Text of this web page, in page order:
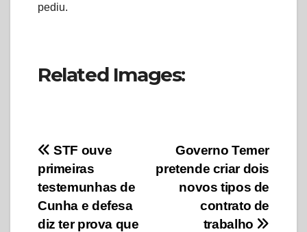
pediu.
Related Images:
Navegação
de
Post
Governo Temer
pretende criar dois
novos tipos de
contrato de
trabalho
STF ouve
primeiras
testemunhas de
Cunha e defesa
diz ter prova que